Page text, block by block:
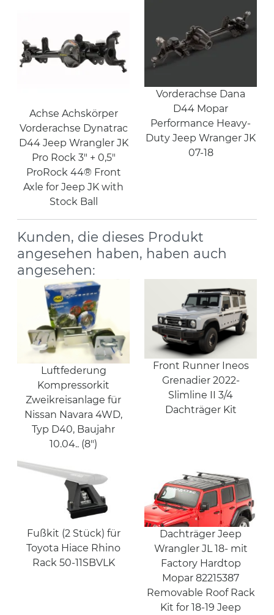
Achse Achskörper
Vorderachse Dynatrac
D44 Jeep Wrangler JK
Pro Rock 3" + 0,5"
ProRock 44® Front
Axle for Jeep JK with
Stock Ball
Vorderachse Dana
D44 Mopar
Performance Heavy-
Duty Jeep Wranger JK
07-18
Kunden, die dieses Produkt
angesehen haben, haben auch
angesehen:
Luftfederung
Kompressorkit
Zweikreisanlage für
Nissan Navara 4WD,
Typ D40, Baujahr
10.04.. (8")
Front Runner Ineos
Grenadier 2022-
Slimline II 3/4
Dachträger Kit
Fußkit (2 Stück) für
Toyota Hiace Rhino
Rack 50-11SBVLK
Dachträger Jeep
Wrangler JL 18- mit
Factory Hardtop
Mopar 82215387
Removable Roof Rack
Kit for 18-19 Jeep